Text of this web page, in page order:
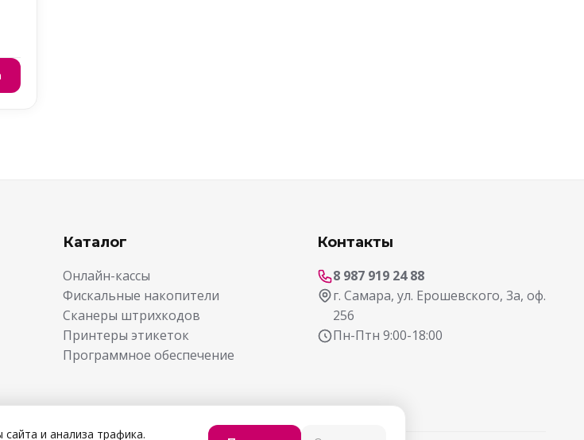
Каталог
Онлайн-кассы
Фискальные накопители
Сканеры штрихкодов
Принтеры этикеток
Программное обеспечение
Контакты
8 987 919 24 88
г. Самара, ул. Ерошевского, 3а, оф.
256
Пн-Птн 9:00-18:00
и анализа трафика.